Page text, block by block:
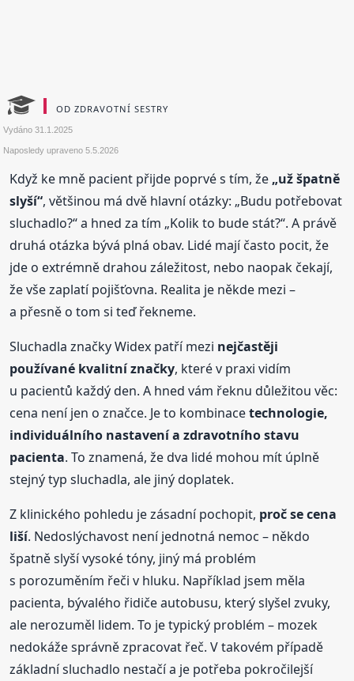
OD ZDRAVOTNÍ SESTRY
Vydáno31.1.2025
Naposledy upraveno5.5.2026
Když ke mně pacient přijde poprvé s tím, že „už špatně
slyší“, většinou má dvě hlavní otázky: „Budu potřebovat
sluchadlo?“ a hned za tím „Kolik to bude stát?“. A právě
druhá otázka bývá plná obav. Lidé mají často pocit, že
jde o extrémně drahou záležitost, nebo naopak čekají,
že vše zaplatí pojišťovna. Realita je někde mezi –
a přesně o tom si teď řekneme.
Sluchadla značky Widex patří mezi nejčastěji
používané kvalitní značky, které v praxi vidím
u pacientů každý den. A hned vám řeknu důležitou věc:
cena není jen o značce. Je to kombinacetechnologie,
individuálního nastavení a zdravotního stavu
pacienta. To znamená, že dva lidé mohou mít úplně
stejný typ sluchadla, ale jiný doplatek.
Z klinického pohledu je zásadní pochopit, proč se cena
liší. Nedoslýchavost není jednotná nemoc – někdo
špatně slyší vysoké tóny, jiný má problém
s porozuměním řeči v hluku. Například jsem měla
pacienta, bývalého řidiče autobusu, který slyšel zvuky,
ale nerozuměl lidem. To je typický problém – mozek
nedokáže správně zpracovat řeč. V takovém případě
základní sluchadlo nestačí a je potřeba pokročilejší